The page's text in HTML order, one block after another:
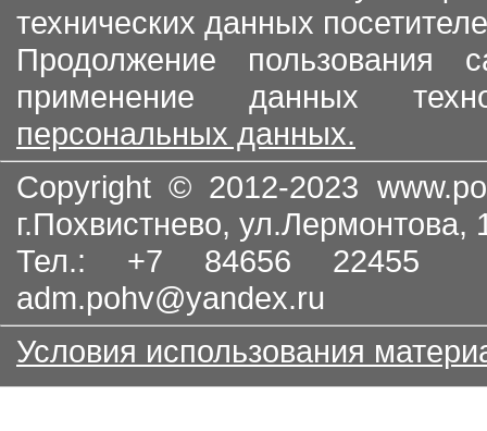
технических данных
Продолжение пользования
применение данных
персональных данных.
Copyright © 2012-2023
г.Похвистнево, ул.Лермонтова,
Тел.: +7 84656
adm.pohv@yandex.ru
Условия использования